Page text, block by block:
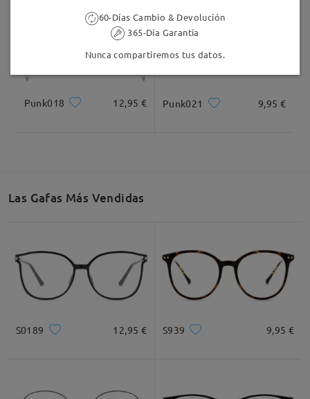
Punk018 12,95 € Punk021 9,95 €
Las Gafas Más Vendidas
S0189 12,95 € S939 9,95 €
60-Días Cambio & Devolución
365-Día Garantía
Nunca compartiremos tus datos.